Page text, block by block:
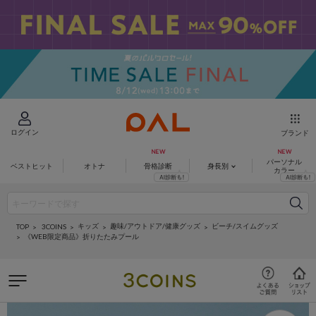
ログイン ブランド
ベストヒット オトナ 骨格診断 身長別
パーソナル
カラー
TOP 3COINS キッズ 趣味/アウトドア/健康グッズ
ビーチ/スイムグッズ
《WEB限定商品》折りたたみプール